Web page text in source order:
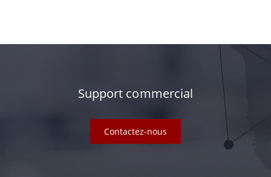
Support commercial
Contactez-nous